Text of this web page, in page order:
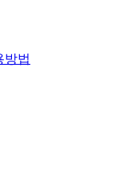
방법